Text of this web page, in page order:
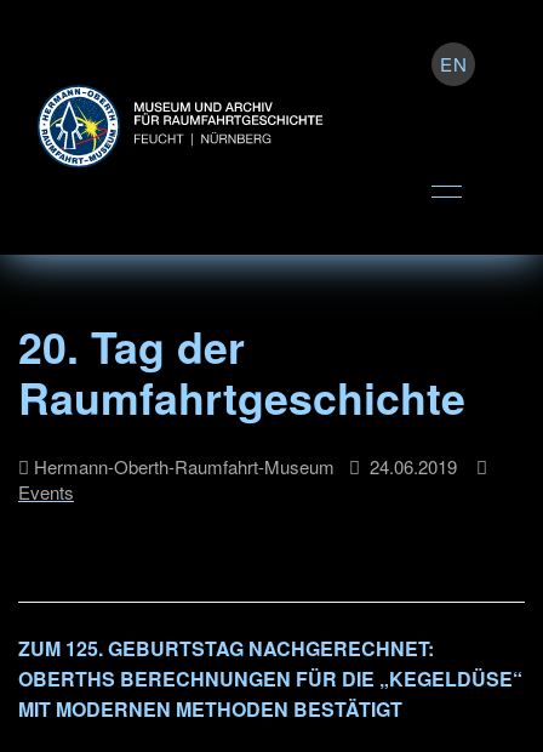
EN
20. Tag der
Raumfahrtgeschichte
Hermann-Oberth-Raumfahrt-Museum
24.06.2019
Events
ZUM 125. GEBURTSTAG NACHGERECHNET:
OBERTHS BERECHNUNGEN FÜR DIE „KEGELDÜSE“
MIT MODERNEN METHODEN BESTÄTIGT